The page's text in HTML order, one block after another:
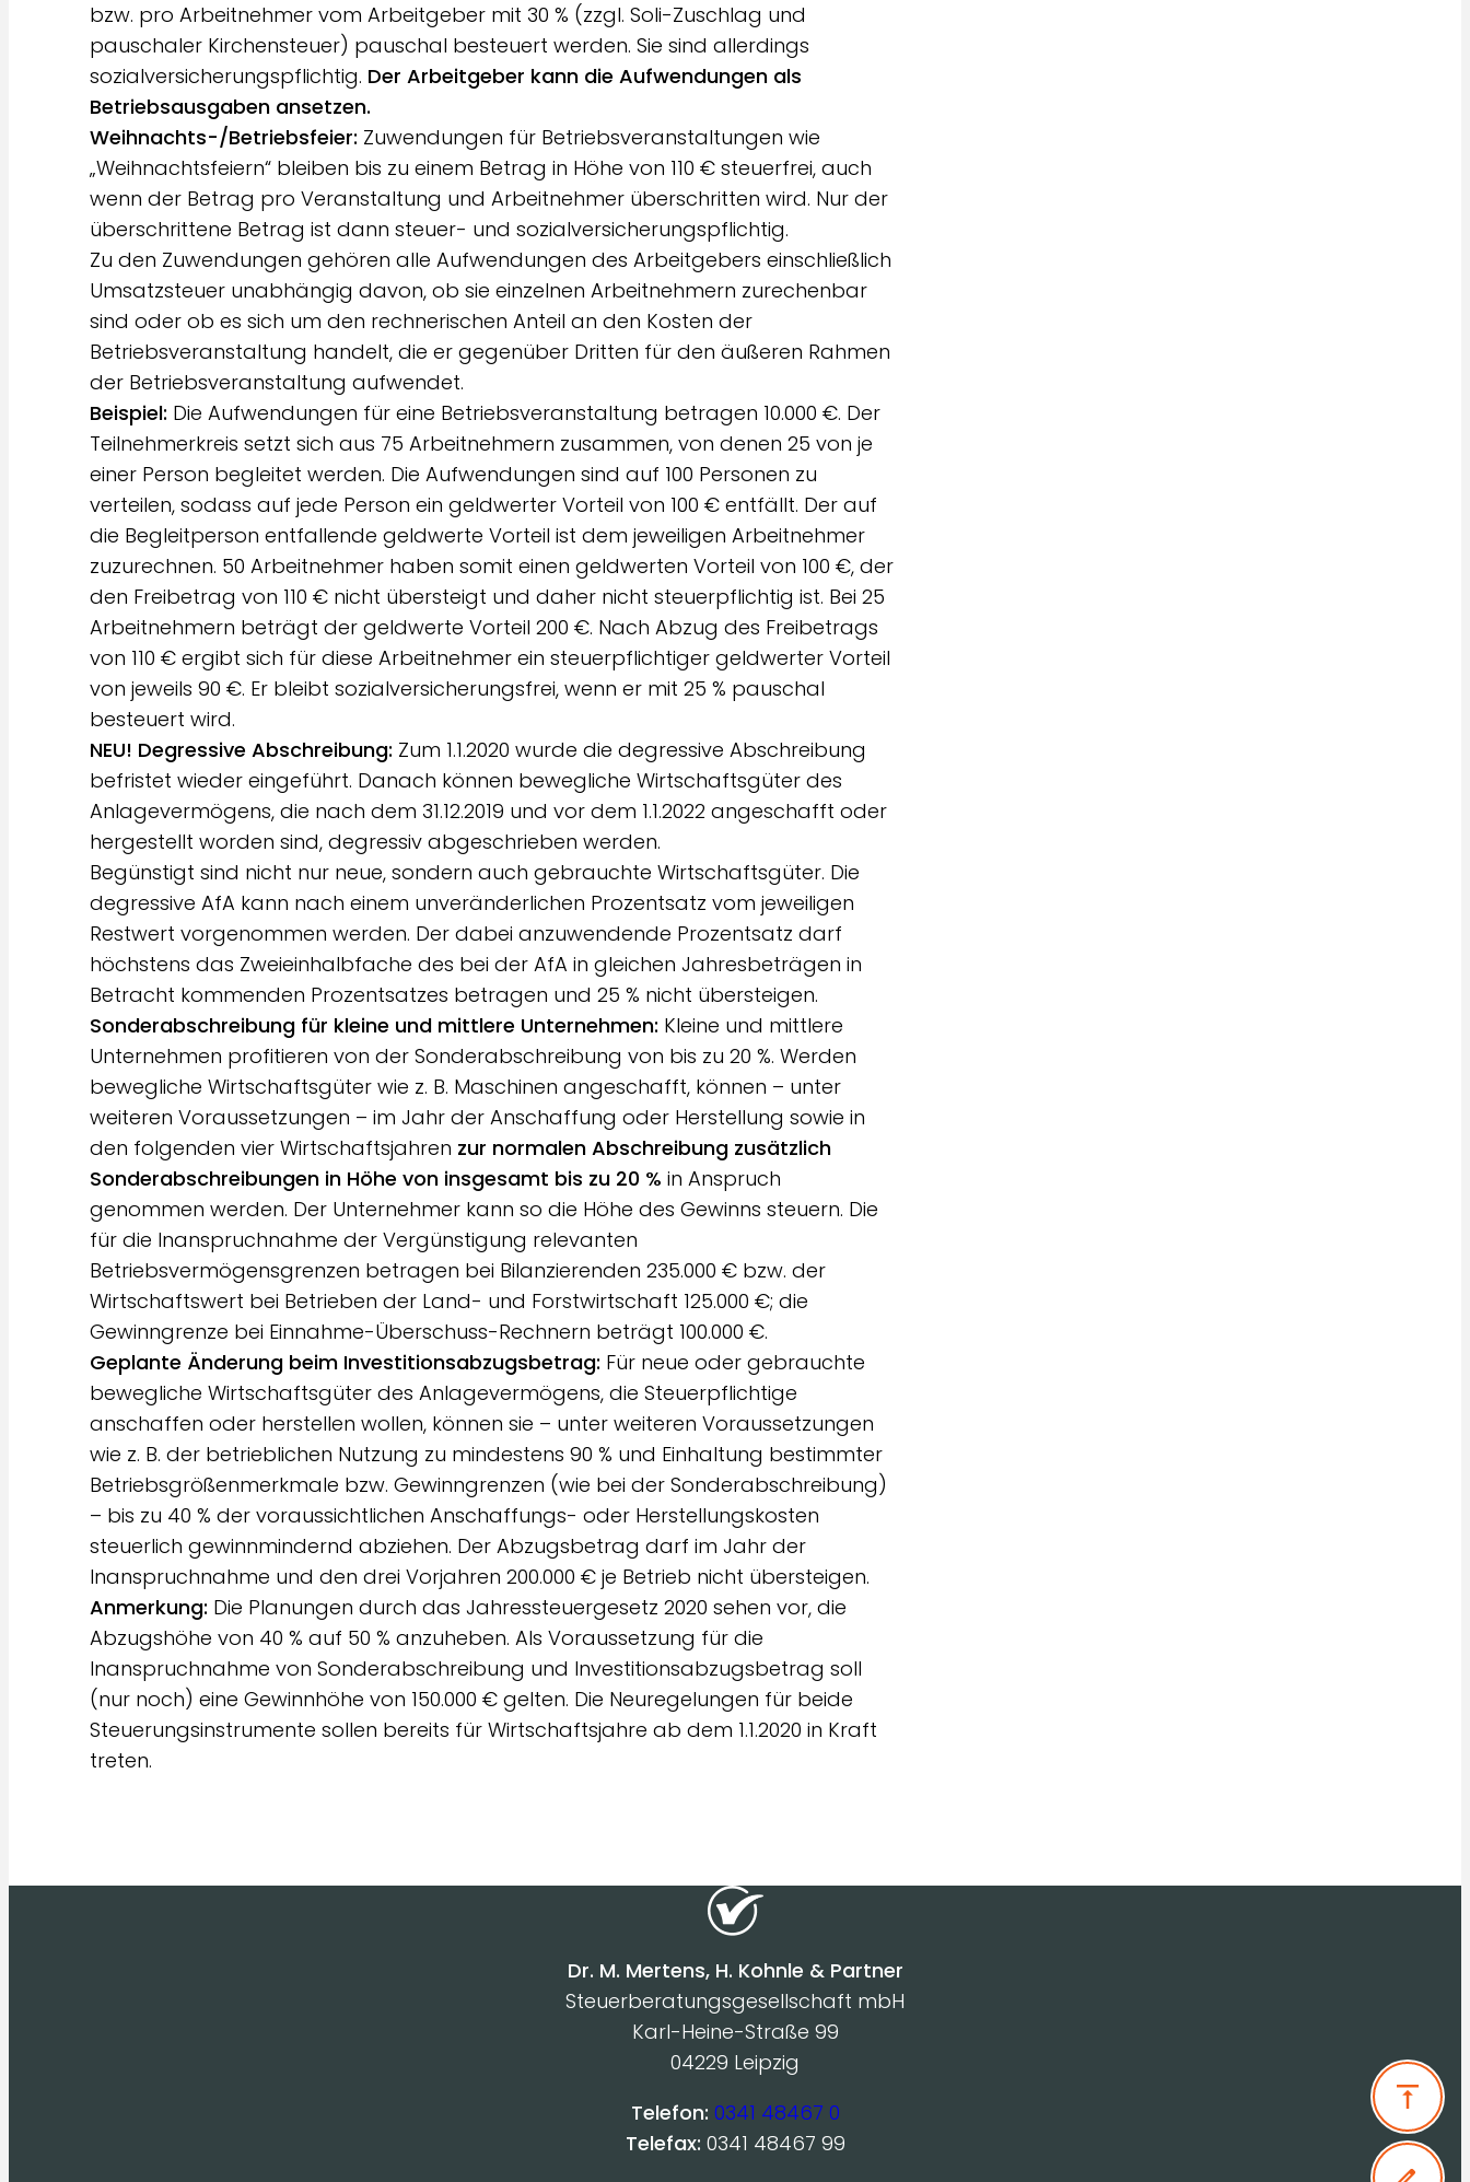
bzw. pro Arbeitnehmer vom Arbeitgeber mit 30 % (zzgl. Soli-Zuschlag und
pauschaler Kirchensteuer) pauschal besteuert werden. Sie sind allerdings
sozialversicherungspflichtig. Der Arbeitgeber kann die Aufwendungen als
Betriebsausgaben ansetzen.
Weihnachts-/Betriebsfeier: Zuwendungen für Betriebsveranstaltungen wie
„Weihnachtsfeiern“ bleiben bis zu einem Betrag in Höhe von 110 € steuerfrei, auch
wenn der Betrag pro Veranstaltung und Arbeitnehmer überschritten wird. Nur der
überschrittene Betrag ist dann steuer- und sozialversicherungspflichtig.
Zu den Zuwendungen gehören alle Aufwendungen des Arbeitgebers einschließlich
Umsatzsteuer unabhängig davon, ob sie einzelnen Arbeitnehmern zurechenbar
sind oder ob es sich um den rechnerischen Anteil an den Kosten der
Betriebsveranstaltung handelt, die er gegenüber Dritten für den äußeren Rahmen
der Betriebsveranstaltung aufwendet.
Beispiel: Die Aufwendungen für eine Betriebsveranstaltung betragen 10.000 €. Der
Teilnehmerkreis setzt sich aus 75 Arbeitnehmern zusammen, von denen 25 von je
einer Person begleitet werden. Die Aufwendungen sind auf 100 Personen zu
verteilen, sodass auf jede Person ein geldwerter Vorteil von 100 € entfällt. Der auf
die Begleitperson entfallende geldwerte Vorteil ist dem jeweiligen Arbeitnehmer
zuzurechnen. 50 Arbeitnehmer haben somit einen geldwerten Vorteil von 100 €, der
den Freibetrag von 110 € nicht übersteigt und daher nicht steuerpflichtig ist. Bei 25
Arbeitnehmern beträgt der geldwerte Vorteil 200 €. Nach Abzug des Freibetrags
von 110 € ergibt sich für diese Arbeitnehmer ein steuerpflichtiger geldwerter Vorteil
von jeweils 90 €. Er bleibt sozialversicherungsfrei, wenn er mit 25 % pauschal
besteuert wird.
NEU! Degressive Abschreibung: Zum 1.1.2020 wurde die degressive Abschreibung
befristet wieder eingeführt. Danach können bewegliche Wirtschaftsgüter des
Anlagevermögens, die nach dem 31.12.2019 und vor dem 1.1.2022 angeschafft oder
hergestellt worden sind, degressiv abgeschrieben werden.
Begünstigt sind nicht nur neue, sondern auch gebrauchte Wirtschaftsgüter. Die
degressive AfA kann nach einem unveränderlichen Prozentsatz vom jeweiligen
Restwert vorgenommen werden. Der dabei anzuwendende Prozentsatz darf
höchstens das Zweieinhalbfache des bei der AfA in gleichen Jahresbeträgen in
Betracht kommenden Prozentsatzes betragen und 25 % nicht übersteigen.
Sonderabschreibung für kleine und mittlere Unternehmen: Kleine und mittlere
Unternehmen profitieren von der Sonderabschreibung von bis zu 20 %. Werden
bewegliche Wirtschaftsgüter wie z. B. Maschinen angeschafft, können – unter
weiteren Voraussetzungen – im Jahr der Anschaffung oder Herstellung sowie in
den folgenden vier Wirtschaftsjahren zur normalen Abschreibung zusätzlich
Sonderabschreibungen in Höhe von insgesamt bis zu 20 % in Anspruch
genommen werden. Der Unternehmer kann so die Höhe des Gewinns steuern. Die
für die Inanspruchnahme der Vergünstigung relevanten
Betriebsvermögensgrenzen betragen bei Bilanzierenden 235.000 € bzw. der
Wirtschaftswert bei Betrieben der Land- und Forstwirtschaft 125.000 €; die
Gewinngrenze bei Einnahme-Überschuss-Rechnern beträgt 100.000 €.
Geplante Änderung beim Investitionsabzugsbetrag: Für neue oder gebrauchte
bewegliche Wirtschaftsgüter des Anlagevermögens, die Steuerpflichtige
anschaffen oder herstellen wollen, können sie – unter weiteren Voraussetzungen
wie z. B. der betrieblichen Nutzung zu mindestens 90 % und Einhaltung bestimmter
Betriebsgrößenmerkmale bzw. Gewinngrenzen (wie bei der Sonderabschreibung)
– bis zu 40 % der voraussichtlichen Anschaffungs- oder Herstellungskosten
steuerlich gewinnmindernd abziehen. Der Abzugsbetrag darf im Jahr der
Inanspruchnahme und den drei Vorjahren 200.000 € je Betrieb nicht übersteigen.
Anmerkung: Die Planungen durch das Jahressteuergesetz 2020 sehen vor, die
Abzugshöhe von 40 % auf 50 % anzuheben. Als Voraussetzung für die
Inanspruchnahme von Sonderabschreibung und Investitionsabzugsbetrag soll
(nur noch) eine Gewinnhöhe von 150.000 € gelten. Die Neuregelungen für beide
Steuerungsinstrumente sollen bereits für Wirtschaftsjahre ab dem 1.1.2020 in Kraft
treten.
Dr. M. Mertens, H. Kohnle & Partner
Steuerberatungsgesellschaft mbH
Karl-Heine-Straße 99
04229 Leipzig
Telefon: 0341 48467 0
Telefax: 0341 48467 99